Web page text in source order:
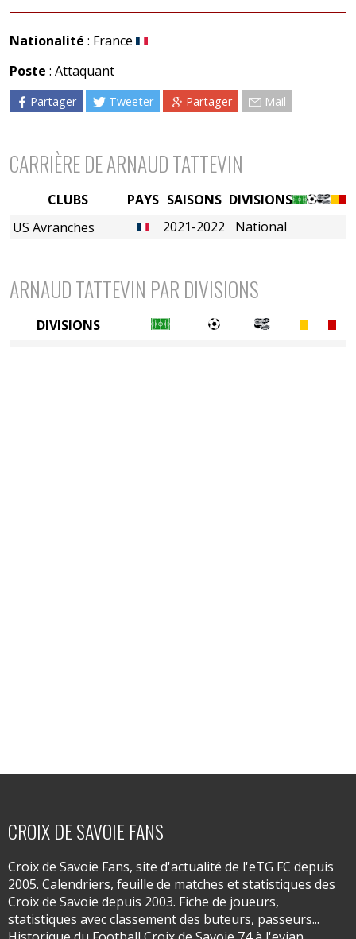
Nationalité : France
Poste : Attaquant
Partager Tweeter Partager Mail
CARRIÈRE DE ARNAUD TATTEVIN
PAYS SAISONS DIVISIONS
2021-2022
National
CLUBS
US Avranches
ARNAUD TATTEVIN PAR DIVISIONS
DIVISIONS
CROIX DE SAVOIE FANS
Croix de Savoie Fans, site d'actualité de l'eTG FC depuis
2005. Calendriers, feuille de matches et statistiques des
Croix de Savoie depuis 2003. Fiche de joueurs,
statistiques avec classement des buteurs, passeurs...